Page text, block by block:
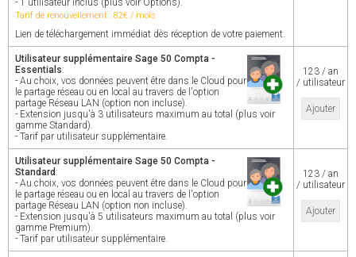
- 1 utilisateur inclus (plus voir Options).
Tarif de renouvellement : 82€ / mois
Lien de téléchargement immédiat dès réception de votre paiement.
Utilisateur supplémentaire Sage 50 Compta -
Essentials:
- Au choix, vos données peuvent être dans le Cloud pour
le partage réseau ou en local au travers de l'option
partage Réseau LAN (option non incluse).
- Extension jusqu'à 3 utilisateurs maximum au total (plus voir
gamme Standard).
- Tarif par utilisateur supplémentaire.
123 / an
/ utilisateur
Ajouter
Utilisateur supplémentaire Sage 50 Compta -
Standard:
- Au choix, vos données peuvent être dans le Cloud pour
le partage réseau ou en local au travers de l'option
partage Réseau LAN (option non incluse).
- Extension jusqu'à 5 utilisateurs maximum au total (plus voir
gamme Premium).
- Tarif par utilisateur supplémentaire.
123 / an
/ utilisateur
Ajouter